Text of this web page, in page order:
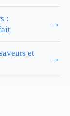
:
→
et
→